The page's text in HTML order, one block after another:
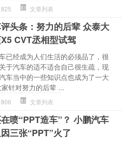
825 文章列表
头条：努力的后辈 众泰大
CVT丞相型试驾
已经成为人们生活的必须品了，很
于汽车的适不适合自己很生疏，现
车当中的一些知识点也成为了一大
针对努力的后辈 ...
806 文章列表
喷“PPT造车”？ 小鹏汽车
三张“PPT”火了